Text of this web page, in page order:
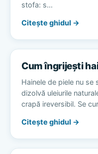
stofa: s…
Citește ghidul →
Cum îngrijești
Hainele de piele nu
dizolvă uleiurile
crapă ireversibil. Se
Citește ghidul →